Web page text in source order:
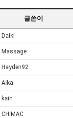
글쓴이
Daiki
Massage
Hayden92
Aika
kain
CHIMAC